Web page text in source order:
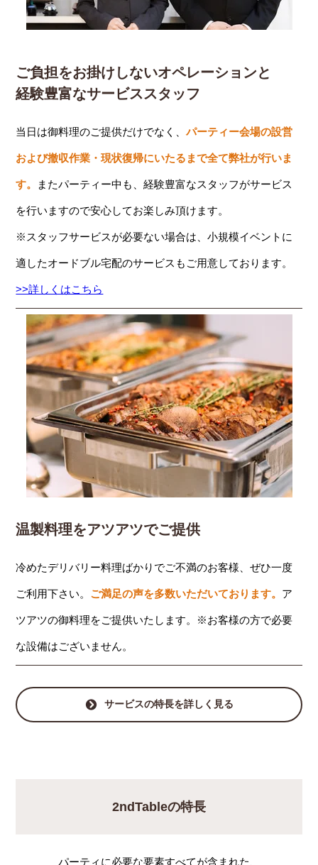
ご負担をお掛けしないオペレーションと
経験豊富なサービススタッフ
当日は御料理のご提供だけでなく、パーティー会場の設営
および撤収作業・現状復帰にいたるまで全て弊社が行いま
す。 またパーティー中も、経験豊富なスタッフがサービス
を行いますので安心してお楽しみ頂けます。
※スタッフサービスが必要ない場合は、小規模イベントに
適したオードブル宅配のサービスもご用意しております。
>>詳しくはこちら
温製料理をアツアツでご提供
冷めたデリバリー料理ばかりでご不満のお客様、ぜひ一度
ご利用下さい。 ご満足の声を多数いただいております。 ア
ツアツの御料理をご提供いたします。※お客様の方で必要
な設備はございません。
サービスの特長を詳しく見る
2ndTableの特長
パーティに必要な要素すべてが含まれた、